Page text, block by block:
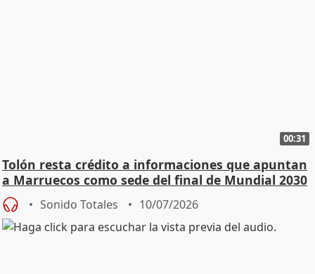
00:31
Tolón resta crédito a informaciones que apuntan
a Marruecos como sede del final de Mundial 2030
Sonido Totales 10/07/2026